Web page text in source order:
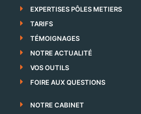
EXPERTISES PÔLES METIERS
TARIFS
TÉMOIGNAGES
NOTRE ACTUALITÉ
VOS OUTILS
FOIRE AUX QUESTIONS
NOTRE CABINET